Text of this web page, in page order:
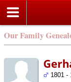
Our Family
1801 -